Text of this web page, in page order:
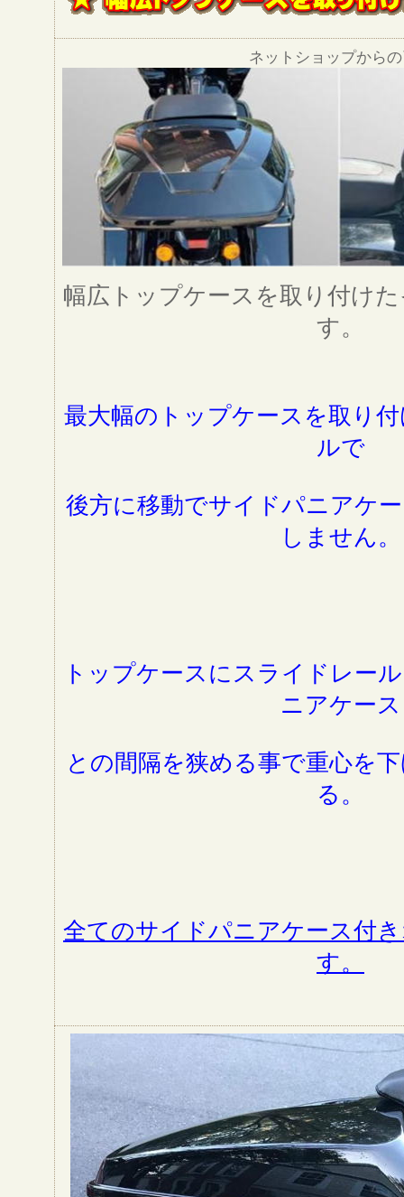
ネットショップから
幅広トップケースを取り付け
す。
最大幅のトップケースを取り
ルで
後方に移動でサイドパニアケ
しません。
トップケースにスライドレー
ニアケース
との間隔を狭める事で重心を
る。
全てのサイドパニアケース付
す。